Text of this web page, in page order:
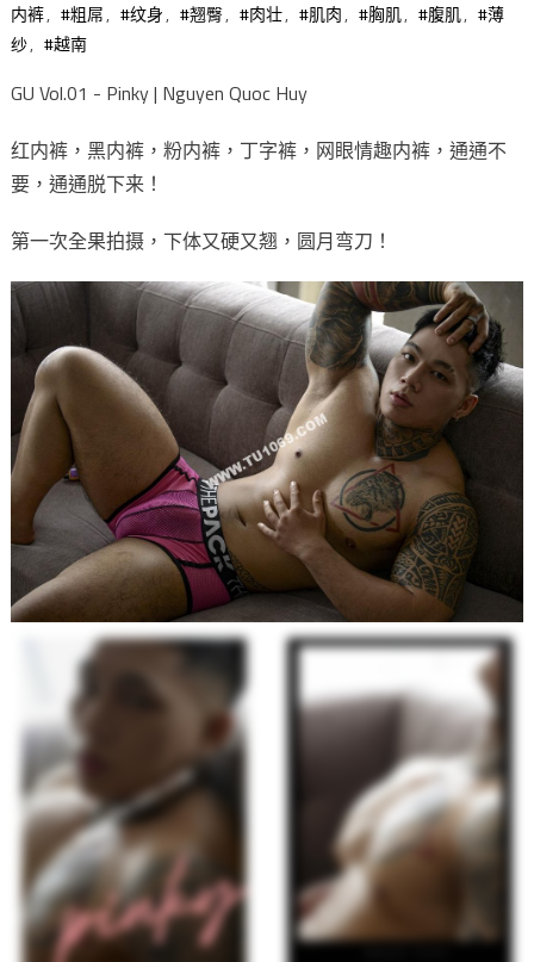
内裤, #粗屌, #纹身, #翘臀, #肉壮, #肌肉, #胸肌, #腹肌, #薄
纱, #越南
GU Vol.01 - Pinky | Nguyen Quoc Huy
红内裤，黑内裤，粉内裤，丁字裤，网眼情趣内裤，通通不
要，通通脱下来！
第一次全果拍摄，下体又硬又翘，圆月弯刀！